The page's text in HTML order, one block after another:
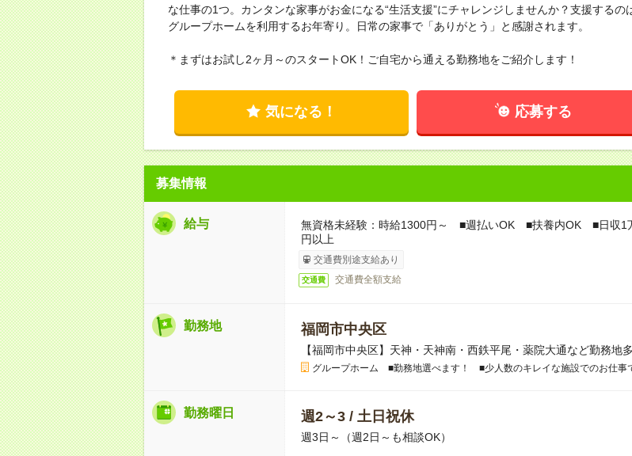
な仕事の1つ。カンタンな家事がお金になる“生活支援”にチャレンジしませんか？支援するの
グループホームを利用するお年寄り。日常の家事で「ありがとう」と感謝されます。
＊まずはお試し2ヶ月～のスタートOK！ご自宅から通える勤務地をご紹介します！
気になる！ 応募する
募集情報
給与
無資格未経験：時給1300円～ ■週払いOK ■扶養内OK ■日収1
円以上
交通費別途支給あり
交通費 交通費全額支給
勤務地 福岡市中央区
【福岡市中央区】天神・天神南・西鉄平尾・薬院大通など勤務地多
グループホーム ■勤務地選べます！ ■少人数のキレイな施設でのお仕事
勤務曜日 週2～3 / 土日祝休
週3日～（週2日～も相談OK）